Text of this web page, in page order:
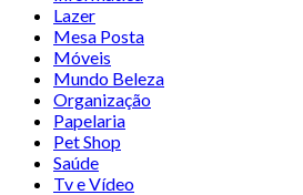
Lazer
Mesa Posta
Móveis
Mundo Beleza
Organização
Papelaria
Pet Shop
Saúde
Tv e Vídeo